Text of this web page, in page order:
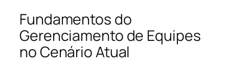
Fundamentos do
Gerenciamento de Equipes
no Cenário Atual